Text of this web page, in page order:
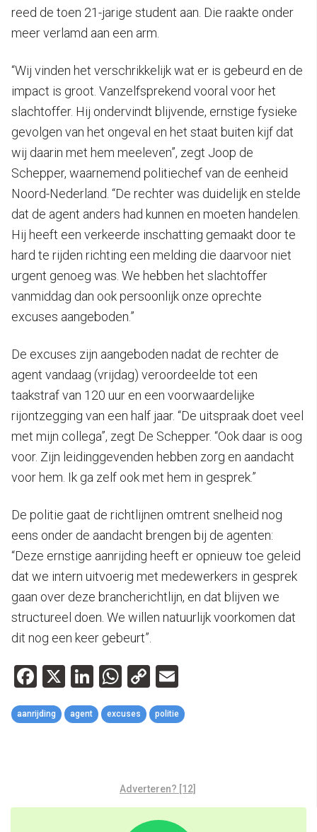
reed de toen 21-jarige student aan. Die raakte onder
meer verlamd aan een arm.
“Wij vinden het verschrikkelijk wat er is gebeurd en de
impact is groot. Vanzelfsprekend vooral voor het
slachtoffer. Hij ondervindt blijvende, ernstige fysieke
gevolgen van het ongeval en het staat buiten kijf dat
wij daarin met hem meeleven”, zegt Joop de
Schepper, waarnemend politiechef van de eenheid
Noord-Nederland. “De rechter was duidelijk en stelde
dat de agent anders had kunnen en moeten handelen.
Hij heeft een verkeerde inschatting gemaakt door te
hard te rijden richting een melding die daarvoor niet
urgent genoeg was. We hebben het slachtoffer
vanmiddag dan ook persoonlijk onze oprechte
excuses aangeboden.”
De excuses zijn aangeboden nadat de rechter de
agent vandaag (vrijdag) veroordeelde tot een
taakstraf van 120 uur en een voorwaardelijke
rijontzegging van een half jaar. “De uitspraak doet veel
met mijn collega”, zegt De Schepper. “Ook daar is oog
voor. Zijn leidinggevenden hebben zorg en aandacht
voor hem. Ik ga zelf ook met hem in gesprek.”
De politie gaat de richtlijnen omtrent snelheid nog
eens onder de aandacht brengen bij de agenten:
“Deze ernstige aanrijding heeft er opnieuw toe geleid
dat we intern uitvoerig met medewerkers in gesprek
gaan over deze brancherichtlijn, en dat blijven we
structureel doen. We willen natuurlijk voorkomen dat
dit nog een keer gebeurt”.
Facebook
X LinkedIn
WhatsApp
Copy
Link
aanrijding agent excuses politie
Adverteren? [12]